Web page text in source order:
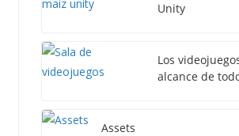
Unity
Los
alcance de
Assets